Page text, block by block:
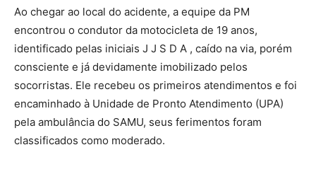
Ao chegar ao local do acidente, a equipe da PM
encontrou o condutor da motocicleta de 19 anos,
identificado pelas iniciais J J S D A , caído na via, porém
consciente e já devidamente imobilizado pelos
socorristas. Ele recebeu os primeiros atendimentos e foi
encaminhado à Unidade de Pronto Atendimento (UPA)
pela ambulância do SAMU, seus ferimentos foram
classificados como moderado.